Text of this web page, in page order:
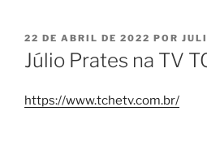
PUBLICADO
EM
22 DE ABRIL DE 2022 POR
Júlio Prates na TV
https://www.tchetv.com.br/